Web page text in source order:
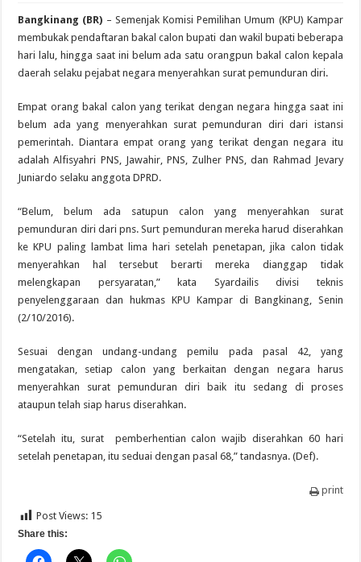
Negara
Calon
Kepala
Daerah
Menyerahkan
Diri
Bangkinang (BR) – Semenjak Komisi Pemilihan Umum (KPU) Kampar
membukak pendaftaran bakal calon bupati dan wakil bupati beberapa
hari lalu, hingga saat ini belum ada satu orangpun bakal calon kepala
daerah selaku pejabat negara menyerahkan surat pemunduran diri.
Empat orang bakal calon yang terikat dengan negara hingga saat ini
belum ada yang menyerahkan surat pemunduran diri dari istansi
pemerintah. Diantara empat orang yang terikat dengan negara itu
adalah Alfisyahri PNS, Jawahir, PNS, Zulher PNS, dan Rahmad Jevary
Juniardo selaku anggota DPRD.
“Belum, belum ada satupun calon yang menyerahkan surat
pemunduran diri dari pns. Surt pemunduran mereka harud diserahkan
ke KPU paling lambat lima hari setelah penetapan, jika calon tidak
menyerahkan hal tersebut berarti mereka dianggap tidak
melengkapan persyaratan,” kata Syardailis divisi teknis
penyelenggaraan dan hukmas KPU Kampar di Bangkinang, Senin
(2/10/2016).
Sesuai dengan undang-undang pemilu pada pasal 42, yang
mengatakan, setiap calon yang berkaitan dengan negara harus
menyerahkan surat pemunduran diri baik itu sedang di proses
ataupun telah siap harus diserahkan.
“Setelah itu, surat pemberhentian calon wajib diserahkan 60 hari
setelah penetapan, itu seduai dengan pasal 68,” tandasnya. (Def).
print
Post Views: 15
Share this: